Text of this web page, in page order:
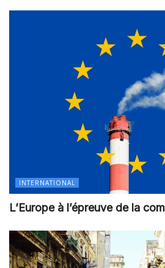
INTERNATIONAL
L’Europe à l’épreuve de la